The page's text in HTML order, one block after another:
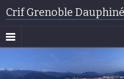
Crif Grenoble Dauphiné